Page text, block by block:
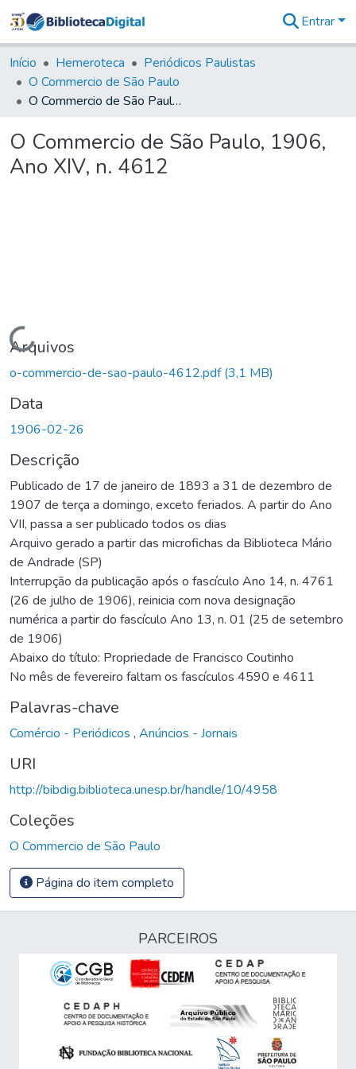
&
Coleções
Tudo na
Biblioteca
Estatísticas
Entrar
Início Hemeroteca
Periódicos Paulistas
O Commercio de São Paulo
O Commercio de São Paulo, 1906, Ano XIV, n. 4612
O Commercio de São Paulo, 1906,
Ano XIV, n. 4612
Carregando...
Arquivos
o-commercio-de-sao-paulo-4612.pdf(3,1 MB)
Data
1906-02-26
Descrição
Publicado de 17 de janeiro de 1893 a 31 de dezembro de
1907 de terça a domingo, exceto feriados. A partir do Ano
VII, passa a ser publicado todos os dias
Arquivo gerado a partir das microfichas da Biblioteca Mário
de Andrade (SP)
Interrupção da publicação após o fascículo Ano 14, n. 4761
(26 de julho de 1906), reinicia com nova designação
numérica a partir do fascículo Ano 13, n. 01 (25 de setembro
de 1906)
Abaixo do título: Propriedade de Francisco Coutinho
No mês de fevereiro faltam os fascículos 4590 e 4611
Palavras-chave
Comércio - Periódicos , Anúncios - Jornais
URI
http://bibdig.biblioteca.unesp.br/handle/10/4958
Coleções
O Commercio de São Paulo
Página do item completo
PARCEIROS